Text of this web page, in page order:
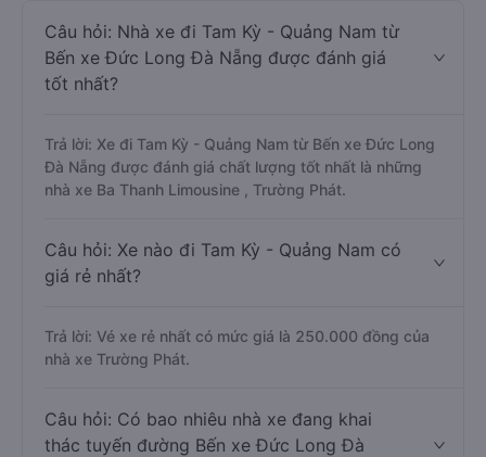
Câu hỏi: Nhà xe đi Tam Kỳ - Quảng Nam từ
Bến xe Đức Long Đà Nẵng được đánh giá
tốt nhất?
Trả lời: Xe đi Tam Kỳ - Quảng Nam từ Bến xe Đức Long
Đà Nẵng được đánh giá chất lượng tốt nhất là những
nhà xe Ba Thanh Limousine , Trường Phát.
Câu hỏi: Xe nào đi Tam Kỳ - Quảng Nam có
giá rẻ nhất?
Trả lời: Vé xe rẻ nhất có mức giá là 250.000 đồng của
nhà xe Trường Phát.
Câu hỏi: Có bao nhiêu nhà xe đang khai
thác tuyến đường Bến xe Đức Long Đà